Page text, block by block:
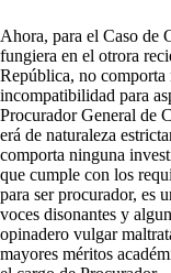
Ahora, para el Caso de
fungiera en el otrora
República, no
incompatibilidad para
Procurador General de
erá de naturaleza
comporta ninguna
que cumple con los
para ser procurador, es
voces disonantes y
opinadero vulgar
mayores méritos